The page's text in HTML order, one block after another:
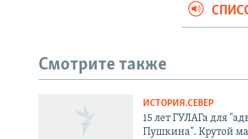
Смотрите также
ИСТОРИЯ.СЕВЕР
15 лет ГУЛАГа для
Пушкина". Крутой